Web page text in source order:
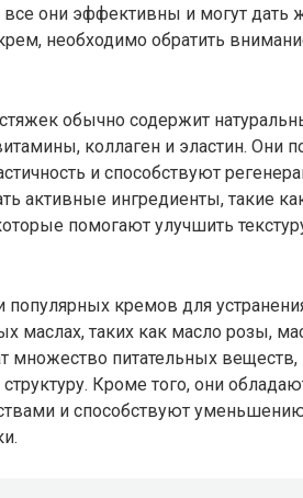
все они эффективны и могут
необходимо обратить
обычно содержит
коллаген и эластин. Они
и способствуют
активные ингредиенты, такие
помогают улучшить
кремов для
маслах, таких как масло розы,
множество питательных
Кроме того, они
и способствуют